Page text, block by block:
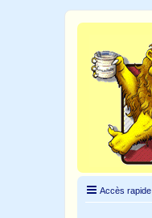
Accès rapide